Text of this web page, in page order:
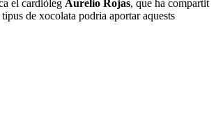
el cardiòleg Aurelio Rojas, que ha compartit
de xocolata podria aportar aquests